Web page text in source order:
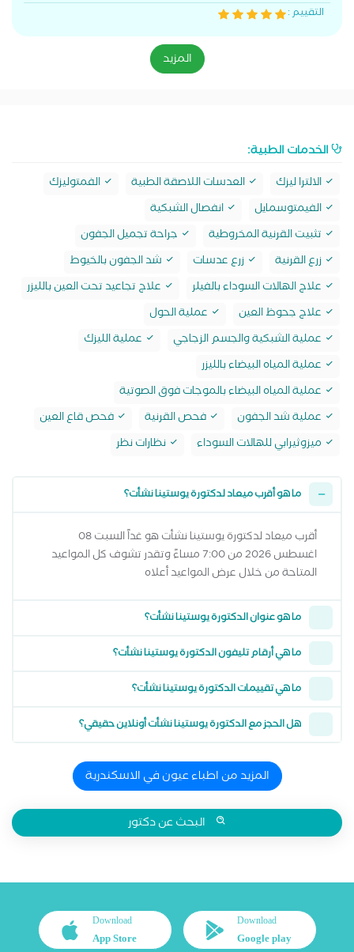
التقييم :
المزيد
الخدمات الطبية:
الالترا ليزك العدسات اللاصقة الطبية
الفمتوليزك
الفيمتوسمايل
انفصال الشبكية
تثبيت القرنية المخروطية
جراحة تجميل الجفون
زرع القرنية
زرع عدسات
شد الجفون بالخيوط
علاج الهالات السوداء بالفيلر
علاج تجاعيد تحت العين بالليزر
علاج جحوظ العين
عملية الحول
عملية الشبكية والجسم الزجاجي
عملية الليزك
عملية المياه البيضاء بالليزر
عملية المياه البيضاء بالموجات فوق الصوتية
عملية شد الجفون
فحص القرنية
فحص قاع العين
ميزوثيرابي للهالات السوداء
نظارات نظر
ما هو أقرب ميعاد لدكتورة يوستينا نشأت؟
أقرب ميعاد لدكتورة يوستينا نشأت هو غداً السبت 08
اغسطس 2026 من 7:00 مساءً وتقدر تشوف كل المواعيد
المتاحة من خلال عرض المواعيد أعلاه
ما هو عنوان الدكتورة يوستينا نشأت؟
ما هي أرقام تليفون الدكتورة يوستينا نشأت؟
ما هي تقييمات الدكتورة يوستينا نشأت؟
هل الحجز مع الدكتورة يوستينا نشأت أونلاين حقيقي؟
المزيد من اطباء عيون في الاسكندرية
البحث عن دكتور
Download
Google play
Download
App Store